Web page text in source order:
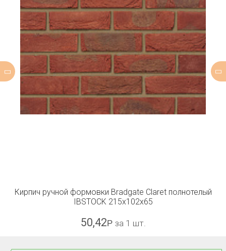
Кирпич ручной формовки Bradgate Claret полнотелый
IBSTOCK 215x102x65
50,42Р за 1 шт.